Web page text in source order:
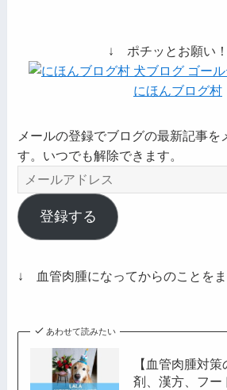
↓ ポチッとお願い
にほんブログ村
メールの登録でブログの最新記事を
す。いつでも解除できます。
メ
ー
ル
ア
レ
登録する
↓ 血管肉腫になってからのことをま
あわせて読みたい
【血管肉腫対
剤、漢方、フー